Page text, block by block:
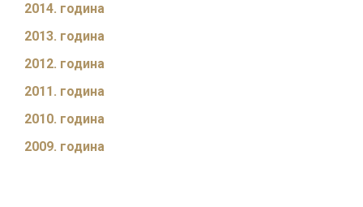
2014. година
2013. година
2012. година
2011. година
2010. година
2009. година